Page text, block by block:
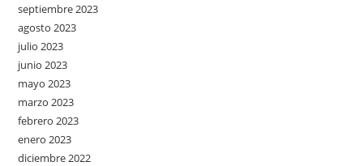
septiembre 2023
agosto 2023
julio 2023
junio 2023
mayo 2023
marzo 2023
febrero 2023
enero 2023
diciembre 2022